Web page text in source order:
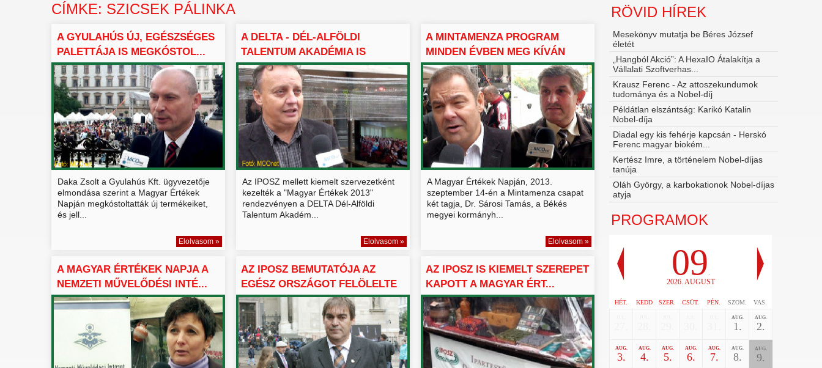
CÍMKE: SZICSEK PÁLINKA
A GYULAHÚS ÚJ, EGÉSZSÉGES
PALETTÁJA IS MEGKÓSTOL...
Daka Zsolt a Gyulahús Kft. ügyvezetője
elmondása szerint a Magyar Értékek
Napján megkóstoltatták új termékeiket,
és jell...
Elolvasom »
A DELTA - DÉL-ALFÖLDI
TALENTUM AKADÉMIA IS
BEMU...
Az IPOSZ mellett kiemelt szervezetként
kezelték a "Magyar Értékek 2013"
rendezvényen a DELTA Dél-Alföldi
Talentum Akadém...
Elolvasom »
A MINTAMENZA PROGRAM
MINDEN ÉVBEN MEG KÍVÁN
JELE...
A Magyar Értékek Napján, 2013.
szeptember 14-én a Mintamenza csapat
két tagja, Dr. Sárosi Tamás, a Békés
megyei kormányh...
Elolvasom »
A MAGYAR ÉRTÉKEK NAPJA A
NEMZETI MŰVELŐDÉSI INTÉ...
AZ IPOSZ BEMUTATÓJA AZ
EGÉSZ ORSZÁGOT FELÖLELTE
...
AZ IPOSZ IS KIEMELT SZEREPET
KAPOTT A MAGYAR ÉRT...
RÖVID HÍREK
Mesekönyv mutatja be Béres József
életét
„Hangból Akció”: A HexaIO Átalakítja a
Vállalati Szoftverhas...
Krausz Ferenc - Az attoszekundumok
tudománya és a Nobel‑díj
Példátlan elszántság: Karikó Katalin
Nobel-díja
Diadal egy kis fehérje kapcsán - Herskó
Ferenc magyar biokém...
Kertész Imre, a történelem Nobel-díjas
tanúja
Oláh György, a karbokationok Nobel-díjas
atyja
PROGRAMOK
09 .
2026. AUGUST
HÉT. KEDD SZER. CSÜT. PÉN. SZOM. VAS.
AUG.
1.
AUG.
2.
AUG.
3.
AUG.
4.
AUG.
5.
AUG.
6.
AUG.
7.
AUG.
8.
AUG.
9.